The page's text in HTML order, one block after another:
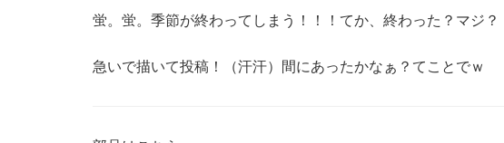
蛍。蛍。季節が終わってしまう！！！てか、終わった？マジ？
急いで描いて投稿！（汗汗）間にあったかなぁ？てことでｗ